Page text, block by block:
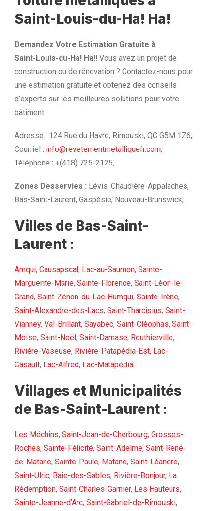
Saint-Louis-du-Ha! Ha!
Demandez Votre Estimation Gratuite à
Saint-Louis-du-Ha! Ha!! Vous avez un projet de
construction ou de rénovation ? Contactez-nous pour
une estimation gratuite et obtenez des conseils
d’experts sur les meilleures solutions pour votre
bâtiment.
Adresse : 124 Rue du Havre, Rimouski, QC G5M 1Z6,
Courriel : info@revetementmetalliquefr.com,
Téléphone : +(418) 725-2125,
Zones Desservies : Lévis, Chaudière-Appalaches,
Bas-Saint-Laurent, Gaspésie, Nouveau-Brunswick,
Villes de Bas-Saint-
Laurent :
Amqui, Causapscal , Lac-au-Saumon, Sainte-
Marguerite-Marie, Sainte-Florence, Saint-Léon-le-
Grand, Saint-Zénon-du-Lac-Humqui, Sainte-Irène,
Saint-Alexandre-des-Lacs, Saint-Tharcisius, Saint-
Vianney, Val-Brillant, Sayabec, Saint-Cléophas, Saint-
Moïse, Saint-Noël , Saint-Damase, Routhierville,
Rivière-Vaseuse, Rivière-Patapédia-Est, Lac-
Casault, Lac-Alfred, Lac-Matapédia.
Villages et Municipalités
de Bas-Saint-Laurent :
Les Méchins, Saint-Jean-de-Cherbourg, Grosses-
Roches, Sainte-Félicité, Saint-Adelme, Saint-René-
de-Matane, Sainte-Paule, Matane, Saint-Léandre,
Saint-Ulric, Baie-des-Sables, Rivière-Bonjour, La
Rédemption, Saint-Charles-Garnier, Les Hauteurs,
Sainte-Jeanne-d’Arc, Saint-Gabriel-de-Rimouski,